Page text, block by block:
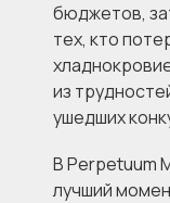
бюджетов,
тех, кто
из
ушедших
В Perpetuum
лучший